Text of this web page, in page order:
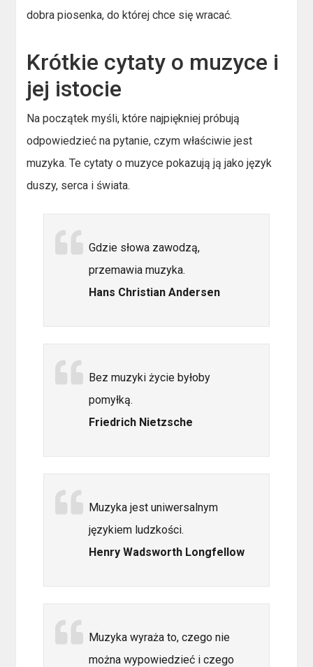
dobra piosenka, do której chce się wracać.
Krótkie cytaty o muzyce i
jej istocie
Na początek myśli, które najpiękniej próbują
odpowiedzieć na pytanie, czym właściwie jest
muzyka. Te cytaty o muzyce pokazują ją jako język
duszy, serca i świata.
Gdzie słowa zawodzą,
przemawia muzyka.
Hans Christian Andersen
Bez muzyki życie byłoby
pomyłką.
Friedrich Nietzsche
Muzyka jest uniwersalnym
językiem ludzkości.
Henry Wadsworth Longfellow
Muzyka wyraża to, czego nie
można wypowiedzieć i czego